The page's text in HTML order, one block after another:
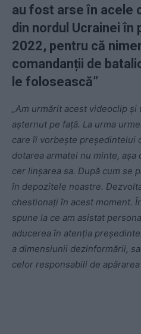
au fost arse în acele
din nordul Ucrainei în
2022, pentru că
comandanții de
le folosească”
„Am urmărit acest videoclip
așternut pe față. La urma
care îi vorbește președintelui
dotarea armatei nu minte, așa
cer linșarea sa. După cum se
în depozitele noastre.
chestionați în acest moment.
spune la ce am asistat
aducerea în atenția
a dimensiunii dezinformării,
celor responsabili de